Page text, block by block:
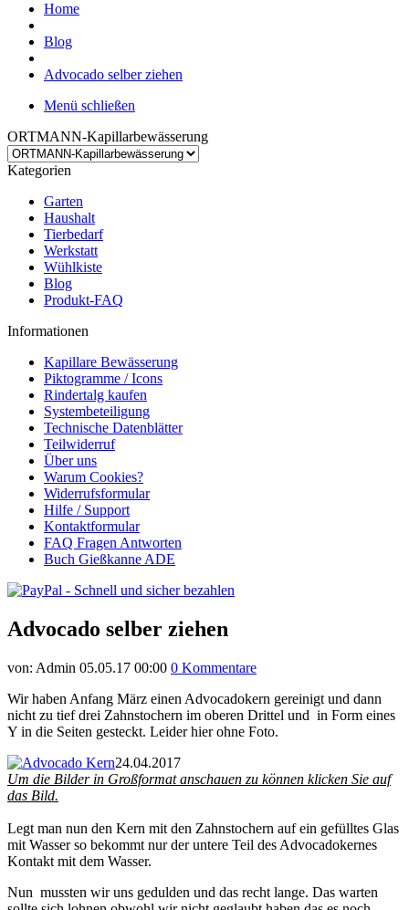
Home
Blog
Advocado selber ziehen
Menü schließen
ORTMANN-Kapillarbewässerung
Kategorien
Garten
Haushalt
Tierbedarf
Werkstatt
Wühlkiste
Blog
Produkt-FAQ
Informationen
Kapillare Bewässerung
Piktogramme / Icons
Rindertalg kaufen
Systembeteiligung
Technische Datenblätter
Teilwiderruf
Über uns
Warum Cookies?
Widerrufsformular
Hilfe / Support
Kontaktformular
FAQ Fragen Antworten
Buch Gießkanne ADE
Advocado selber ziehen
von: Admin 05.05.17 00:00 0 Kommentare
Wir haben Anfang März einen Advocadokern gereinigt und dann
nicht zu tief drei Zahnstochern im oberen Drittel und in Form eines
Y in die Seiten gesteckt. Leider hier ohne Foto.
24.04.2017
Um die Bilder in Großformat anschauen zu können klicken Sie auf
das Bild.
Legt man nun den Kern mit den Zahnstochern auf ein gefülltes Glas
mit Wasser so bekommt nur der untere Teil des Advocadokernes
Kontakt mit dem Wasser.
Nun mussten wir uns gedulden und das recht lange. Das warten